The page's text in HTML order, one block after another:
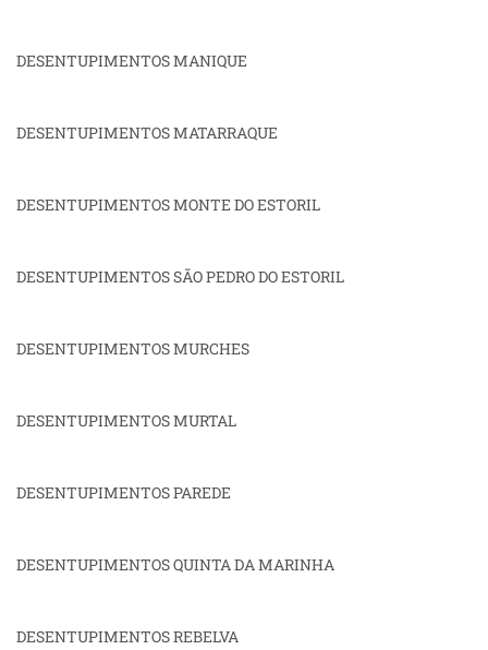
DESENTUPIMENTOS MANIQUE
DESENTUPIMENTOS MATARRAQUE
DESENTUPIMENTOS MONTE DO ESTORIL
DESENTUPIMENTOS SÃO PEDRO DO ESTORIL
DESENTUPIMENTOS MURCHES
DESENTUPIMENTOS MURTAL
DESENTUPIMENTOS PAREDE
DESENTUPIMENTOS QUINTA DA MARINHA
DESENTUPIMENTOS REBELVA